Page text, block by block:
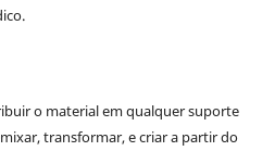
o material em qualquer suporte
transformar, e criar a partir do